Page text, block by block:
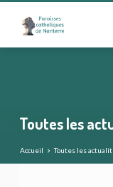
Toutes les
Accueil Toutes les